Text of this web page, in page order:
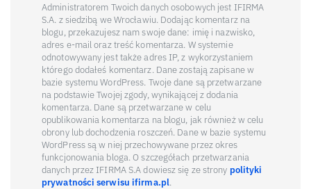
Administratorem Twoich danych osobowych jest IFIRMA
S.A. z siedzibą we Wrocławiu. Dodając komentarz na
blogu, przekazujesz nam swoje dane: imię i nazwisko,
adres e-mail oraz treść komentarza. W systemie
odnotowywany jest także adres IP, z wykorzystaniem
którego dodałeś komentarz. Dane zostają zapisane w
bazie systemu WordPress. Twoje dane są przetwarzane
na podstawie Twojej zgody, wynikającej z dodania
komentarza. Dane są przetwarzane w celu
opublikowania komentarza na blogu, jak również w celu
obrony lub dochodzenia roszczeń. Dane w bazie systemu
WordPress są w niej przechowywane przez okres
funkcjonowania bloga. O szczegółach przetwarzania
danych przez IFIRMA S.A dowiesz się ze strony polityki
prywatności serwisu ifirma.pl.